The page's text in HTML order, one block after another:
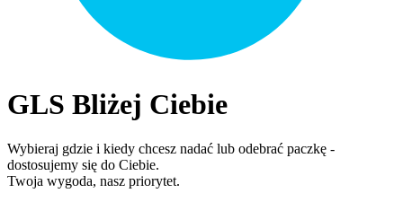
GLS Bliżej Ciebie
Wybieraj gdzie i kiedy chcesz nadać lub odebrać paczkę -
dostosujemy się do Ciebie.
Twoja wygoda, nasz priorytet.